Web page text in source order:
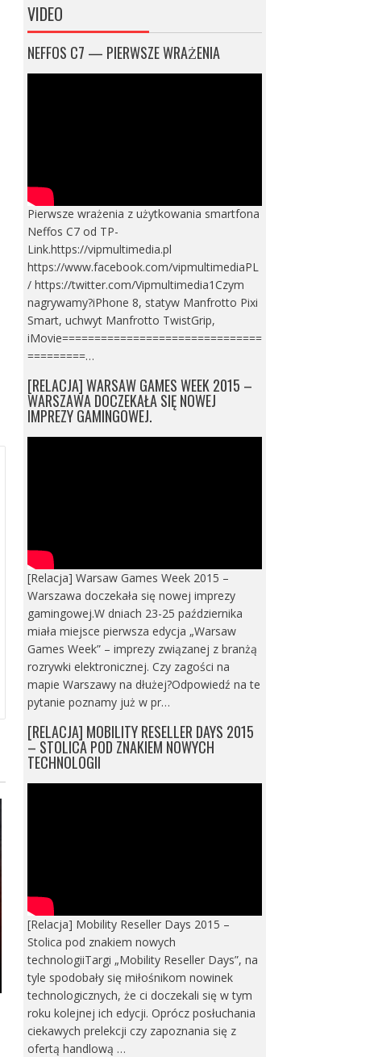
VIDEO
NEFFOS C7 — PIERWSZE WRAŻENIA
Pierwsze wrażenia z użytkowania smartfona
Neffos C7 od TP-
Link.https://vipmultimedia.pl
https://www.facebook.com/vipmultimediaPL
/ https://twitter.com/Vipmultimedia1Czym
nagrywamy?iPhone 8, statyw Manfrotto Pixi
Smart, uchwyt Manfrotto TwistGrip,
iMovie===============================
=========…
[RELACJA] WARSAW GAMES WEEK 2015 –
WARSZAWA DOCZEKAŁA SIĘ NOWEJ
IMPREZY GAMINGOWEJ.
[Relacja] Warsaw Games Week 2015 –
Warszawa doczekała się nowej imprezy
gamingowej.W dniach 23-25 października
miała miejsce pierwsza edycja „Warsaw
Games Week” – imprezy związanej z branżą
rozrywki elektronicznej. Czy zagości na
mapie Warszawy na dłużej?Odpowiedź na te
pytanie poznamy już w pr…
[RELACJA] MOBILITY RESELLER DAYS 2015
– STOLICA POD ZNAKIEM NOWYCH
TECHNOLOGII
[Relacja] Mobility Reseller Days 2015 –
Stolica pod znakiem nowych
technologiiTargi „Mobility Reseller Days”, na
tyle spodobały się miłośnikom nowinek
technologicznych, że ci doczekali się w tym
roku kolejnej ich edycji. Oprócz posłuchania
ciekawych prelekcji czy zapoznania się z
ofertą handlową …